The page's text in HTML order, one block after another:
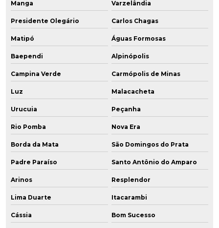
Manga Varzelândia
Presidente Olegário Carlos Chagas
Matipó Águas Formosas
Baependi Alpinópolis
Campina Verde Carmópolis de Minas
Luz Malacacheta
Urucuia Peçanha
Rio Pomba Nova Era
Borda da Mata São Domingos do Prata
Padre Paraíso Santo Antônio do Amparo
Arinos Resplendor
Lima Duarte Itacarambi
Cássia Bom Sucesso